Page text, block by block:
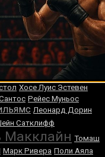
Хупер Стив Литтл
Томми
Кирк Джонсон Ричард
Чисора
Хосе Луис Эстевен
Рейес Муньос
Леонард Дорин
Сатклифф
Томаш
Марк Ривера Поли Аяла